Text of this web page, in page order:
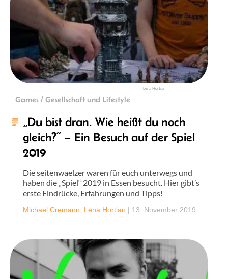
Lena Hortian
Games / Gesellschaft und Lifestyle
„Du bist dran. Wie heißt du noch
gleich?“ – Ein Besuch auf der Spiel
2019
Die seitenwaelzer waren für euch unterwegs und
haben die „Spiel“ 2019 in Essen besucht. Hier gibt’s
erste Eindrücke, Erfahrungen und Tipps!
Michael Cremann Lena Hortian | 13. November 2019